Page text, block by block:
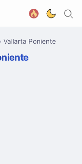
Vallarta Poniente